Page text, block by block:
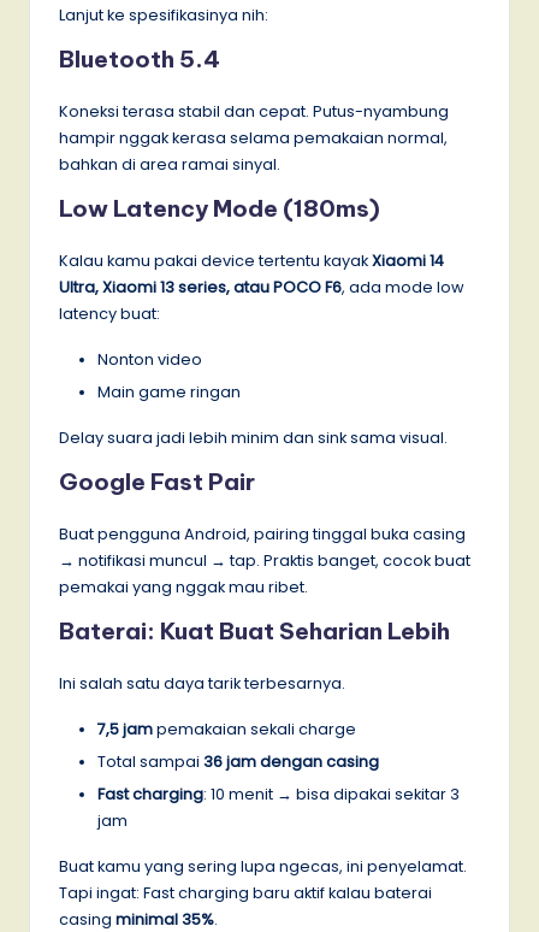
Lanjut ke spesifikasinya nih:
Bluetooth 5.4
Koneksi terasa stabil dan cepat. Putus-nyambung
hampir nggak kerasa selama pemakaian normal,
bahkan di area ramai sinyal.
Low Latency Mode (180ms)
Kalau kamu pakai device tertentu kayakXiaomi 14
Ultra, Xiaomi 13 series, atau POCO F6, ada mode low
latency buat:
Nonton video
Main game ringan
Delay suara jadi lebih minim dan sink sama visual.
Google Fast Pair
Buat pengguna Android, pairing tinggal buka casing
→ notifikasi muncul → tap. Praktis banget, cocok buat
pemakai yang nggak mau ribet.
Baterai: Kuat Buat Seharian Lebih
Ini salah satu daya tarik terbesarnya.
7,5 jampemakaian sekali charge
Total sampai 36 jam dengan casing
Fast charging: 10 menit → bisa dipakai sekitar 3
jam
Buat kamu yang sering lupa ngecas, ini penyelamat.
Tapi ingat: Fast charging baru aktif kalau baterai
casing minimal 35%.